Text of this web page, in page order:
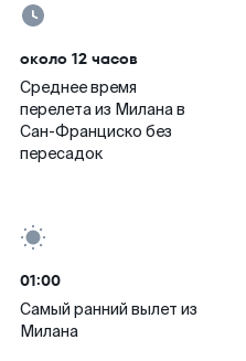
около 12 часов
Среднее время
перелета из Милана в
Сан-Франциско без
пересадок
01:00
Самый ранний вылет из
Милана